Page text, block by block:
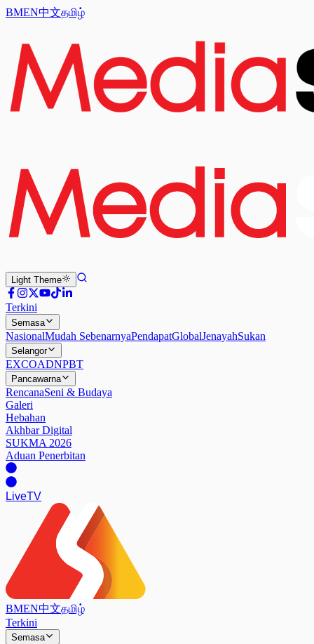
BMEN中文தமிழ்
Light Theme
Terkini
Semasa
NasionalMudah SebenarnyaPendapatGlobalJenayahSukan
Selangor
EXCOADNPBT
Pancawarna
RencanaSeni & Budaya
Galeri
Hebahan
Akhbar Digital
SUKMA 2026
Aduan Penerbitan
LiveTV
BMEN中文தமிழ்
Terkini
Semasa